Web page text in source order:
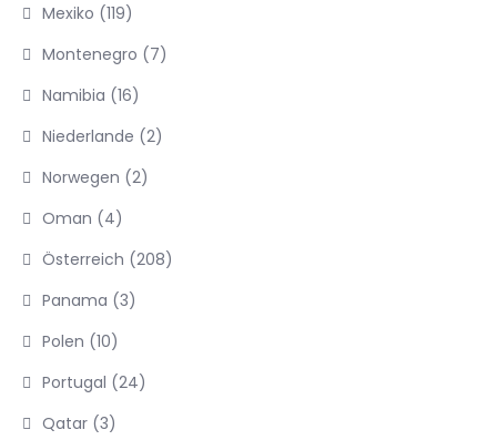
Mexiko (119)
Montenegro (7)
Namibia (16)
Niederlande (2)
Norwegen (2)
Oman (4)
Österreich (208)
Panama (3)
Polen (10)
Portugal (24)
Qatar (3)